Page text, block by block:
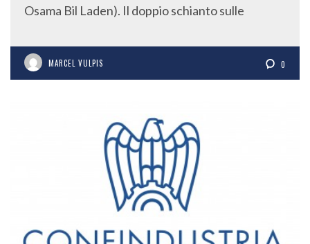
Osama Bil Laden). Il doppio schianto sulle
MARCEL VULPIS 0